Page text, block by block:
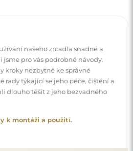
našeho zrcadla snadné a
jsme pro vás podrobné návody.
kroky nezbytné ke správné
rady týkající se jeho péče, čištění a
dlouho těšit z jeho bezvadného
k montáži a použití.